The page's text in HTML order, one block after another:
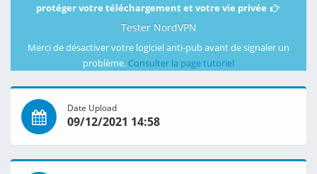
protéger votre téléchargement et votre vie privée
Tester NordVPN
Merci de désactiver votre logiciel anti-pub avant de signaler un
problème. Consulter la page tutoriel
Date Upload
09/12/2021 14:58